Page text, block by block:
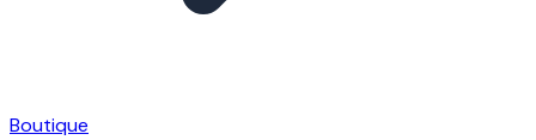
Boutique